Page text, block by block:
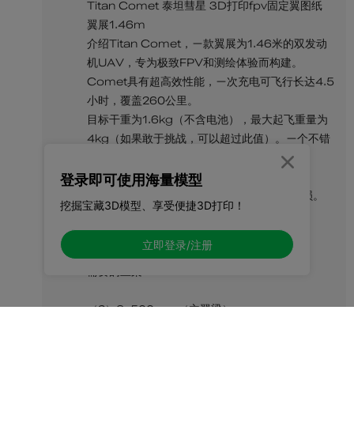
登录即可使用海量模型
挖掘宝藏3D模型、享受便捷3D打印！
立即登录/注册
